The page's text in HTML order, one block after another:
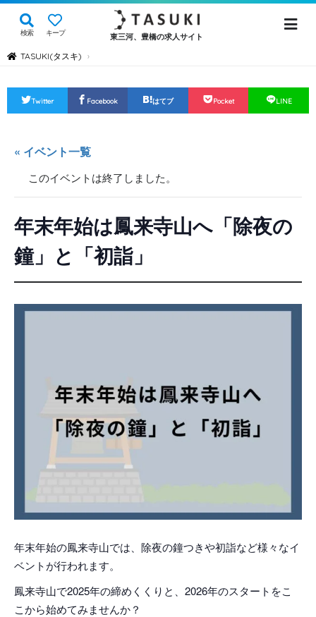
検索 キープ 東三河、豊橋の求人サイト
TASUKI(タスキ) ›
Twitter Facebook はてブ Pocket LINE
« イベント一覧
このイベントは終了しました。
年末年始は鳳来寺山へ「除夜の
鐘」と「初詣」
年末年始の鳳来寺山では、除夜の鐘つきや初詣など様々なイ
ベントが行われます。
鳳来寺山で2025年の締めくくりと、2026年のスタートをこ
こから始めてみませんか？